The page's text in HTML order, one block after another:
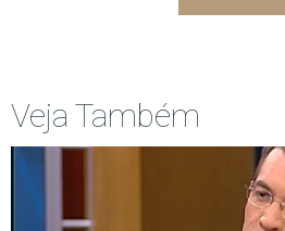
Veja Também